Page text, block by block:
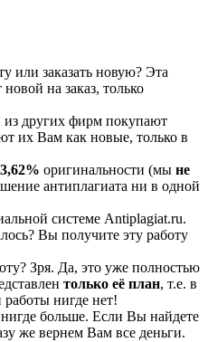
или заказать новую? Эта
новой на заказ, только
из других фирм покупают
их Вам как новые, только в
оригинальности (мы не
антиплагиата ни в одной
системе Аntiplagiat.ru.
Вы получите эту работу
Зря. Да, это уже полностью
только её план, т.е. в
нигде нет!
нигде больше. Если Вы найдете
же вернем Вам все деньги.